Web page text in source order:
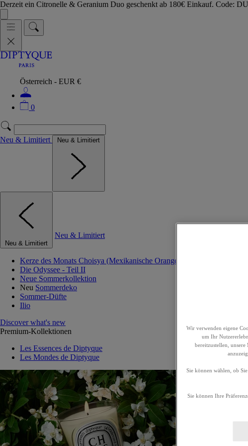
Derzeit ein Citronelle & Geranium Duo geschenkt ab 180€ Einkauf. Code:
Österreich - EUR €
0
Neu & Limitiert Neu & Limitiert
Neu & Limitiert
Neu & Limitiert
Kerze des Monats Choisya (Mexikanische Orangenblume)
Die Odyssee - Teil II
Neue Sommerkollektion
Neu Sommerdeko
Sommer-Düfte
Ilio
Discover what's new
Premium-Kollektionen
Les Essences de Diptyque
Les Mondes de Diptyque
Wir verwenden eigene
um Ihr
bereitzustellen,
Sie können wählen, ob
Sie können Ihre